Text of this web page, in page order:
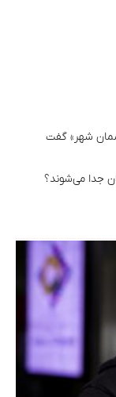
شهر» گفت
جدا می‌شوند؟